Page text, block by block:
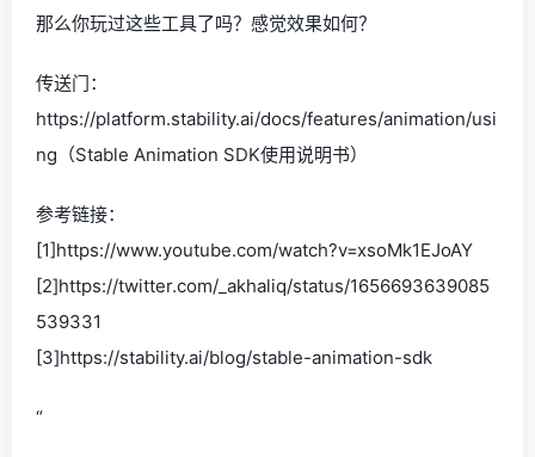
那么你玩过这些工具了吗？感觉效果如何？
传送门：
https://platform.stability.ai/docs/features/animation/usi
ng（Stable Animation SDK使用说明书）
参考链接：
[1]https://www.youtube.com/watch?v=xsoMk1EJoAY
[2]https://twitter.com/_akhaliq/status/1656693639085
539331
[3]https://stability.ai/blog/stable-animation-sdk
“